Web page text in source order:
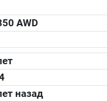
AWD
назад